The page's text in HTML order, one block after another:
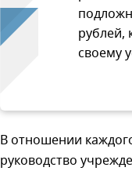
рублей,
своему
В отношении
руководство